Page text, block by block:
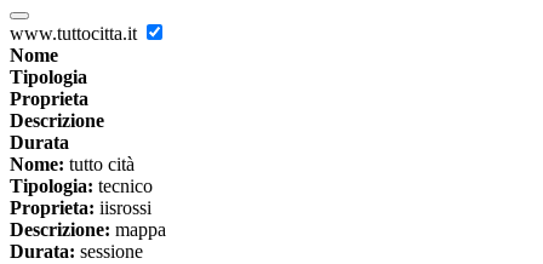
www.tuttocitta.it
Nome
Tipologia
Proprieta
Descrizione
Durata
Nome: tutto cità
Tipologia: tecnico
Proprieta: iisrossi
Descrizione: mappa
Durata: sessione